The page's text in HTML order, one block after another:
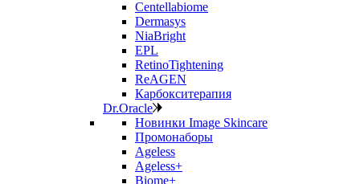
Centellabiome
Dermasys
NiaBright
EPL
RetinoTightening
ReAGEN
Карбокситерапия
Dr.Oracle
Новинки Image Skincare
Промонаборы
Ageless
Ageless+
Biome+